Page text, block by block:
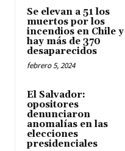
Se elevan a 51 los
muertos por los
incendios en Chile y
hay más de 370
desaparecidos
febrero 5, 2024
El Salvador:
opositores
denunciaron
anomalías en las
elecciones
presidenciales